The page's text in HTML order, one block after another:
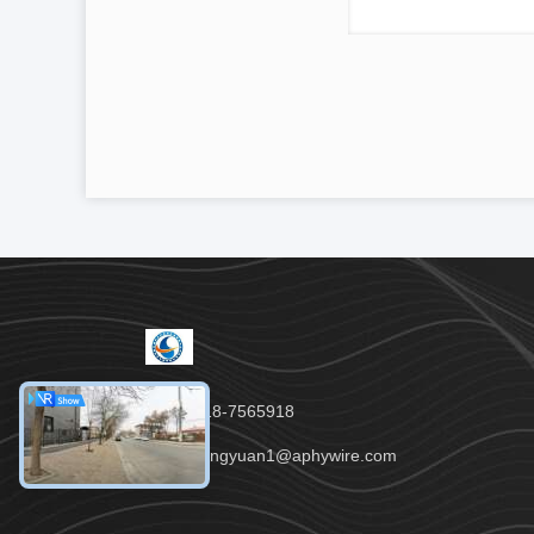
ĐT:：86-318-7565918
E-mail：hengyuan1@aphywire.com